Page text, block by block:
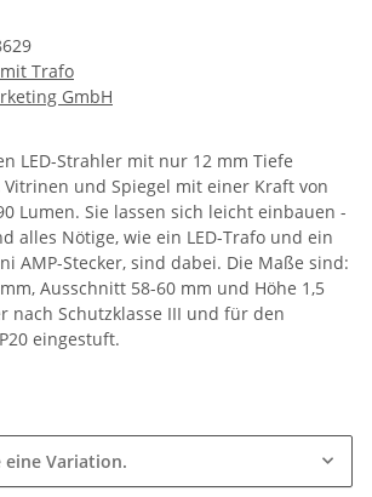
Trafo
GmbH
LED-Strahler mit nur 12 mm Tiefe
und Spiegel mit einer Kraft von
Lumen. Sie lassen sich leicht einbauen -
alles Nötige, wie ein LED-Trafo und ein
AMP-Stecker, sind dabei. Die Maße sind:
Ausschnitt 58-60 mm und Höhe 1,5
nach Schutzklasse III und für den
eingestuft.
eine Variation.